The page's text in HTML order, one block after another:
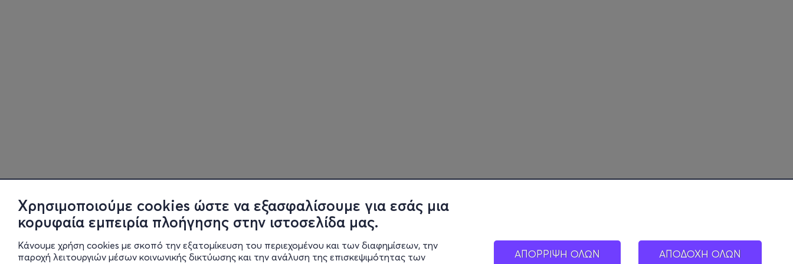
Χρησιμοποιούμε cookies ώστε να εξασφαλίσουμε για εσάς μια
κορυφαία εμπειρία πλοήγησης στην ιστοσελίδα μας.
Κάνουμε χρήση cookies με σκοπό την εξατομίκευση του περιεχομένου και των διαφημίσεων, την
παροχή λειτουργιών μέσων κοινωνικής δικτύωσης και την ανάλυση της επισκεψιμότητας των
ΑΠΟΡΡΙΨΗ ΟΛΩΝ ΑΠΟΔΟΧΗ ΟΛΩΝ